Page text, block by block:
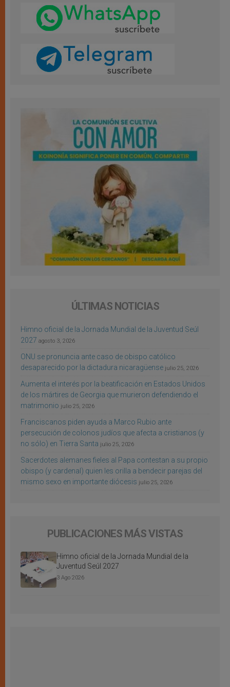
ÚLTIMAS NOTICIAS
Himno oficial de la Jornada Mundial de la Juventud Seúl
2027 agosto 3, 2026
ONU se pronuncia ante caso de obispo católico
desaparecido por la dictadura nicaragüense julio 25, 2026
Aumenta el interés por la beatificación en Estados Unidos
de los mártires de Georgia que murieron defendiendo el
matrimonio julio 25, 2026
Franciscanos piden ayuda a Marco Rubio ante
persecución de colonos judíos que afecta a cristianos (y
no sólo) en Tierra Santa julio 25, 2026
Sacerdotes alemanes fieles al Papa contestan a su propio
obispo (y cardenal) quien les orilla a bendecir parejas del
mismo sexo en importante diócesis julio 25, 2026
PUBLICACIONES MÁS VISTAS
Himno oficial de la Jornada Mundial de la
Juventud Seúl 2027
3 Ago 2026